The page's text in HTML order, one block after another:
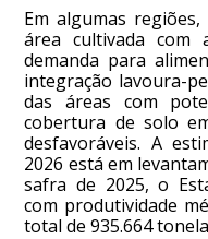
Em algumas
área cultivada com
demanda para
integração lavoura-
das áreas com
cobertura de solo
desfavoráveis. A
2026 está em
safra de 2025, o
com produtividade
total de 935.664